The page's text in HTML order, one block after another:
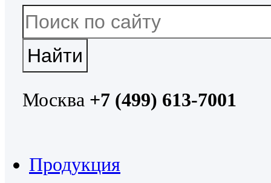
Москва +7 (499) 613-7001
Продукция